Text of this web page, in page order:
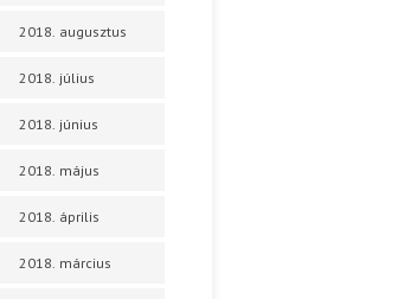
2018. augusztus
2018. július
2018. június
2018. május
2018. április
2018. március